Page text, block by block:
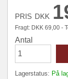
PRIS DKK
Fragt: DKK 69,00 -
Antal
Lagerstatus: På